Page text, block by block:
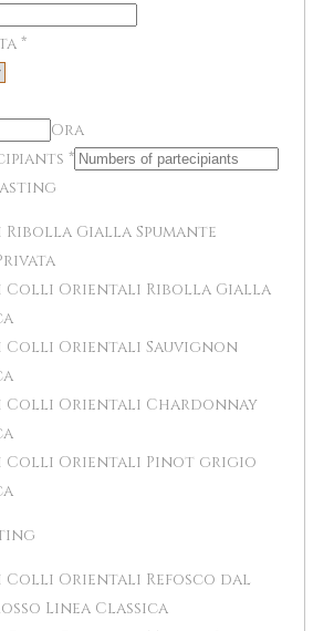
*
Ora
*
Gialla Spumante
Colli Orientali Ribolla Gialla
Colli Orientali Sauvignon
Colli Orientali Chardonnay
Colli Orientali Pinot grigio
Colli Orientali Refosco dal
Linea Classica